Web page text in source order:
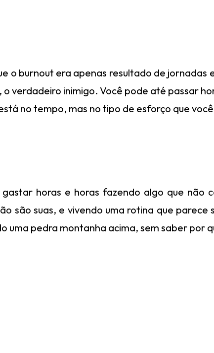
o burnout era apenas resultado de jornadas
verdadeiro inimigo. Você pode até passar
no tempo, mas no tipo de esforço que
horas e horas fazendo algo que
são suas, e vivendo uma rotina que
pedra montanha acima, sem saber por